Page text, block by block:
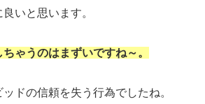
いと思います。
ゃうのはまずいですね～。
ドの信頼を失う行為でしたね。